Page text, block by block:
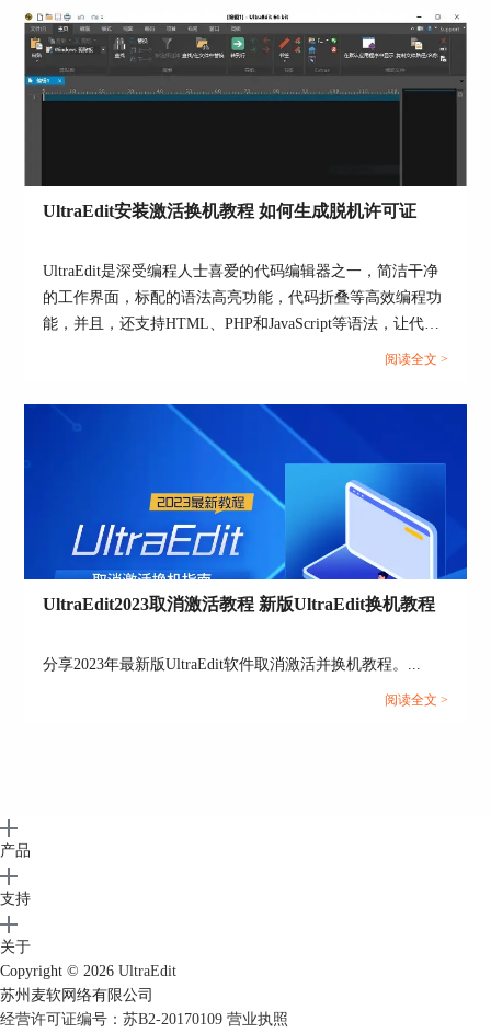
使用颜色拾取器过程中，假如我不知道需要的某一
色彩的名称，或者说辨别不了，又或者说我英语水
平较次（颜色是英文版的），无法选择时该怎么办
呢？不用担心，UltraEdit会帮我们解决，这也是颜
便可以得到颜色数据。
图6：取色笔取色
取色笔取色的注意事项：取色笔取色是用笔尖取
色，其它位置无效。取色笔只能选取点击取色笔之
后的桌面元素，此时进行其它操作会打断取色。取
色笔不能选取颜色拾取器窗口中的颜色。
颜色选取后，我们会发现选取的一些颜色并不属于
UltraEdit自带的140种颜色，此时，我们可以点
之最相似的颜色。
也希望以后还能用到，此时我们可以保存该颜色，
简单命名之后点击“保存颜色”，这个颜色就会添加
个性化设置代码语法的颜色，为您呈现一份详尽的指南。...
UltraEdit安装激活换机教程 如何生成脱机许可证
UltraEdit是深受编程人士喜爱的代码编辑器之一，简洁干净
的工作界面，标配的语法高亮功能，代码折叠等高效编程功
能，并且，还支持HTML、PHP和JavaScript等语法，让代码
阅读全文 >
UltraEdit2023取消激活教程 新版UltraEdit换机教程
分享2023年最新版UltraEdit软件取消激活并换机教程。...
阅读全文 >
产品
支持
关于
Copyright © 2026 UltraEdit
苏州麦软网络有限公司
经营许可证编号：苏B2-20170109 营业执照